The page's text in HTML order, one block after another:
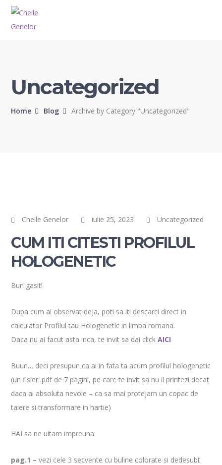
Uncategorized
Home Blog Archive by Category "Uncategorized"
Cheile Genelor iulie 25, 2023 Uncategorized
CUM ITI CITESTI PROFILUL
HOLOGENETIC
Bun gasit!
Dupa cum ai observat deja, poti sa iti descarci direct in
calculator Profilul tau Hologenetic in limba romana.
Daca nu ai facut asta inca, te invit sa dai click AICI
Buun… deci presupun ca ai in fata ta acum profilul hologenetic
(un fisier .pdf de 7 pagini, pe care te invit sa nu il printezi decat
daca ai absoluta nevoie – ca sa mai protejam un copac de
taiere si transformare in hartie)
HAI sa ne uitam impreuna:
pag.1 – vezi cele 3 secvente cu buline colorate si dedesubt